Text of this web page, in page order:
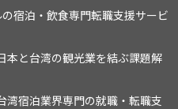
宿泊・飲食専門転職支援サービ
本と台湾の観光業を結ぶ課題解
湾宿泊業界専門の就職・転職支